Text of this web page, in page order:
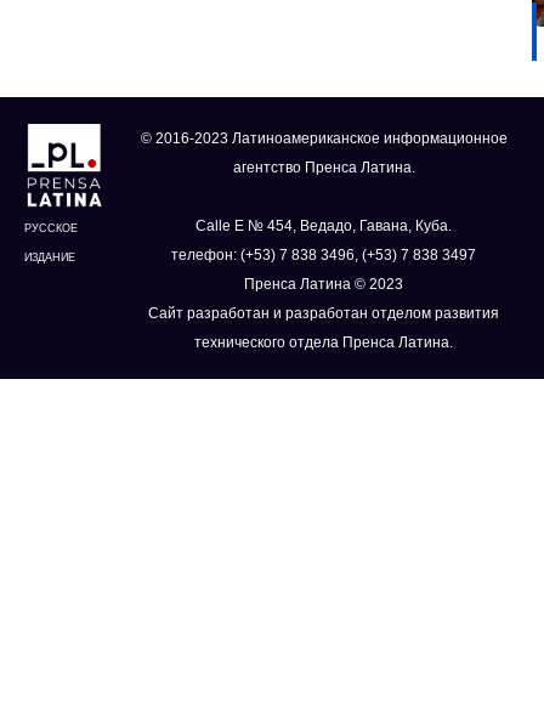
РУССКОЕ
ИЗДАНИЕ
© 2016-2023 Латиноамериканское информационное
агентство Пренса Латина.
Calle E № 454, Ведадо, Гавана, Куба.
телефон: (+53) 7 838 3496, (+53) 7 838 3497
Пренса Латина © 2023
Сайт разработан и разработан отделом развития
технического отдела Пренса Латина.